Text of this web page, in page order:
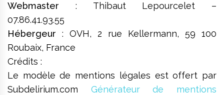
Webmaster : Thibaut Lepourcelet –
07.86.41.93.55
Hébergeur : OVH, 2 rue Kellermann, 59 100
Roubaix, France
Crédits :
Le modèle de mentions légales est offert par
Subdelirium.com Générateur de mentions